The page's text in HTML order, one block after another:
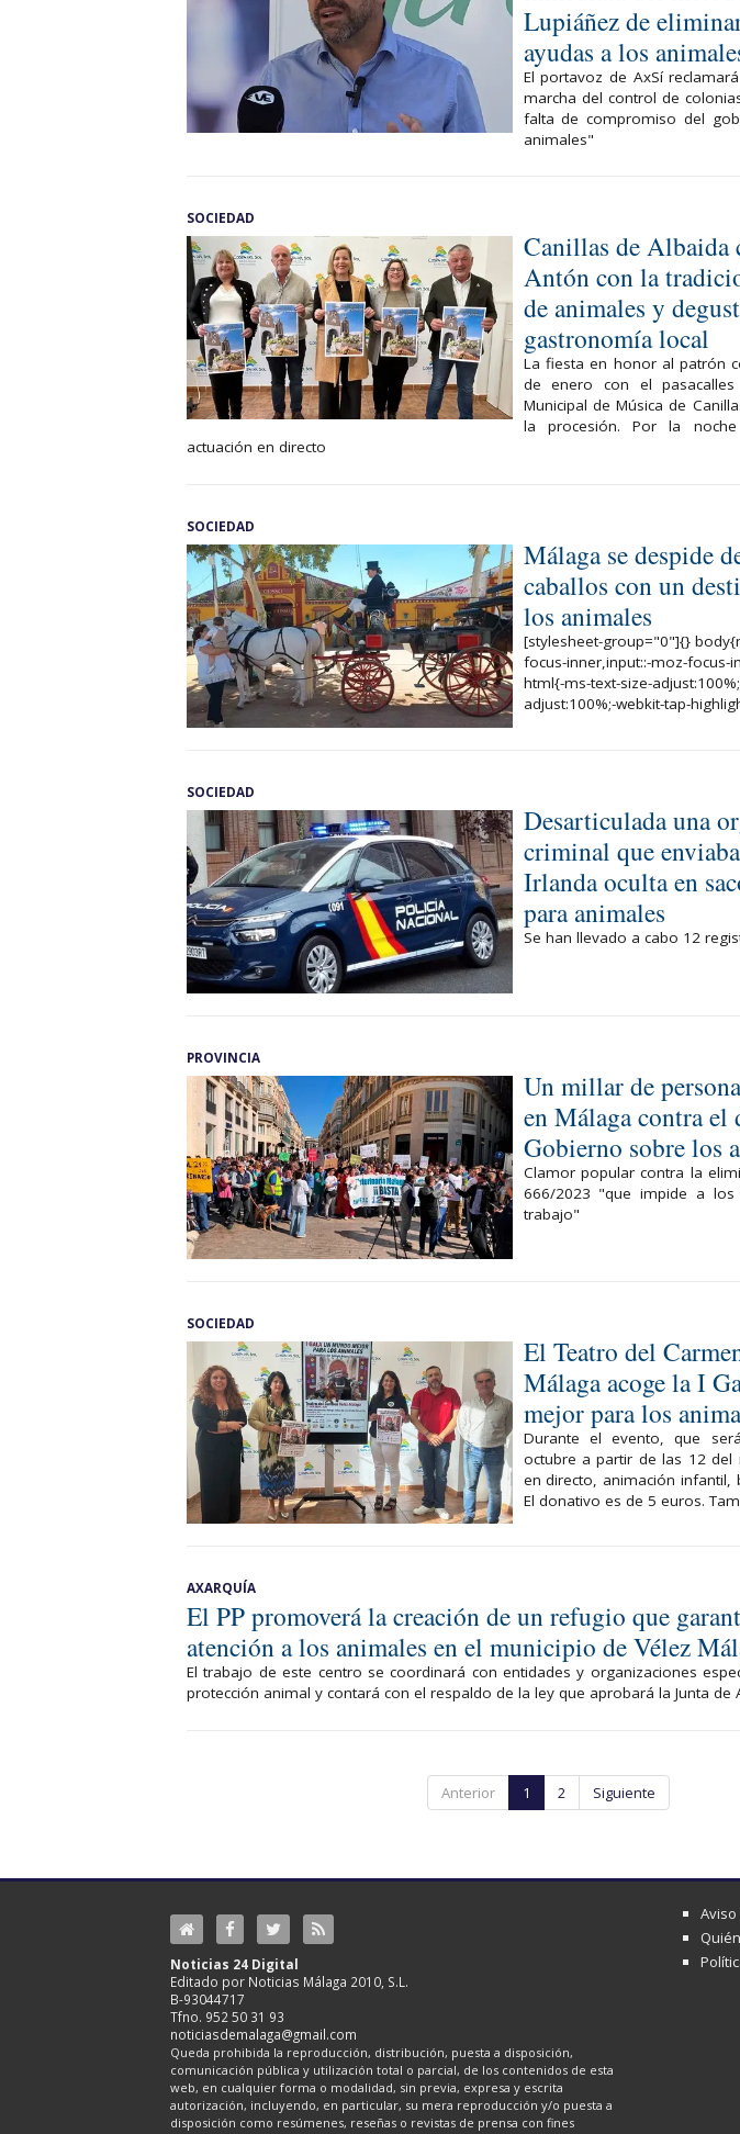
Lupiáñez de
ayudas a los
El portavoz de AxSí
marcha del control de
falta de compromiso del
animales"
SOCIEDAD
Canillas de Albaida
Antón con la
de animales y
gastronomía local
La fiesta en honor al patrón
de enero con el
Municipal de Música de
la procesión. Por la
actuación en directo
SOCIEDAD
Málaga se despide
caballos con un
los animales
[stylesheet-group="0"]{}
focus-inner,input::-moz-focus-
html{-ms-text-size-
adjust:100%;-webkit-tap-
SOCIEDAD
Desarticulada una
criminal que
Irlanda oculta en
para animales
Se han llevado a cabo 12
PROVINCIA
Un millar de
en Málaga contra el
Gobierno sobre los
Clamor popular contra la
666/2023 "que impide a los
trabajo"
SOCIEDAD
El Teatro del
Málaga acoge la I
mejor para los
Durante el evento, que
octubre a partir de las 12 del
en directo, animación infantil,
El donativo es de 5 euros.
AXARQUÍA
El PP promoverá la creación de un refugio que
atención a los animales en el municipio de Vélez
El trabajo de este centro se coordinará con entidades y organizaciones
protección animal y contará con el respaldo de la ley que aprobará la Junta de
Anterior 1 2 Siguiente
Noticias 24 Digital
Editado por Noticias Málaga 2010, S.L.
B-93044717
Tfno. 952 50 31 93
noticiasdemalaga@gmail.com
Queda prohibida la reproducción, distribución, puesta a disposición,
comunicación pública y utilización total o parcial, de los contenidos de esta
web, en cualquier forma o modalidad, sin previa, expresa y escrita
autorización, incluyendo, en particular, su mera reproducción y/o puesta a
disposición como resúmenes, reseñas o revistas de prensa con fines
Aviso